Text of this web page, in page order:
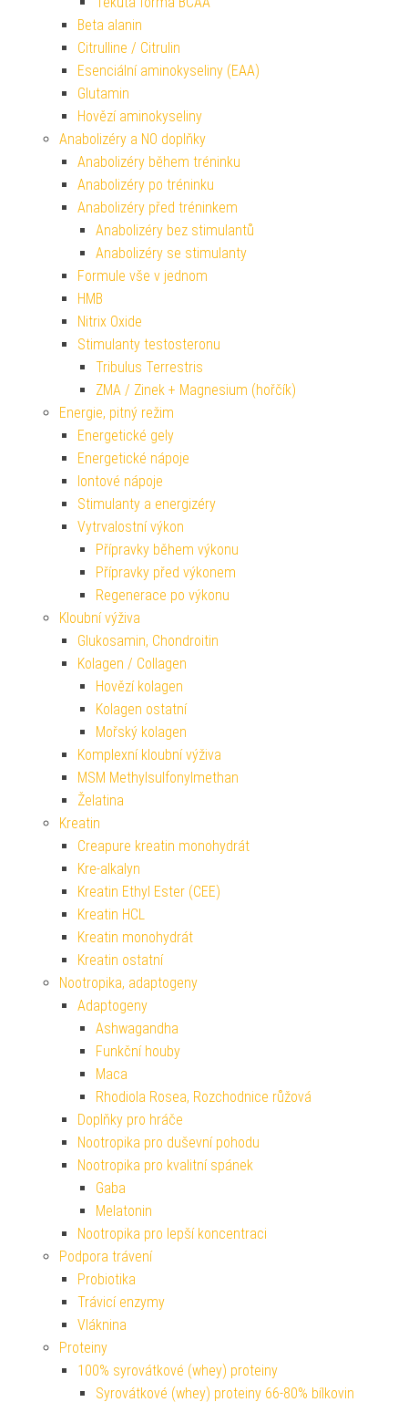
Beta alanin
Citrulline / Citrulin
Esenciální aminokyseliny (EAA)
Glutamin
Hovězí aminokyseliny
Anabolizéry a NO doplňky
Anabolizéry během tréninku
Anabolizéry po tréninku
Anabolizéry před tréninkem
Anabolizéry bez stimulantů
Anabolizéry se stimulanty
Formule vše v jednom
HMB
Nitrix Oxide
Stimulanty testosteronu
Tribulus Terrestris
ZMA / Zinek + Magnesium (hořčík)
Energie, pitný režim
Energetické gely
Energetické nápoje
Iontové nápoje
Stimulanty a energizéry
Vytrvalostní výkon
Přípravky během výkonu
Přípravky před výkonem
Regenerace po výkonu
Kloubní výživa
Glukosamin, Chondroitin
Kolagen / Collagen
Hovězí kolagen
Kolagen ostatní
Mořský kolagen
Komplexní kloubní výživa
MSM Methylsulfonylmethan
Želatina
Kreatin
Creapure kreatin monohydrát
Kre-alkalyn
Kreatin Ethyl Ester (CEE)
Kreatin HCL
Kreatin monohydrát
Kreatin ostatní
Nootropika, adaptogeny
Adaptogeny
Ashwagandha
Funkční houby
Maca
Rhodiola Rosea, Rozchodnice růžová
Doplňky pro hráče
Nootropika pro duševní pohodu
Nootropika pro kvalitní spánek
Gaba
Melatonin
Nootropika pro lepší koncentraci
Podpora trávení
Probiotika
Trávicí enzymy
Vláknina
Proteiny
100% syrovátkové (whey) proteiny
Syrovátkové (whey) proteiny 66-80% bílkovin